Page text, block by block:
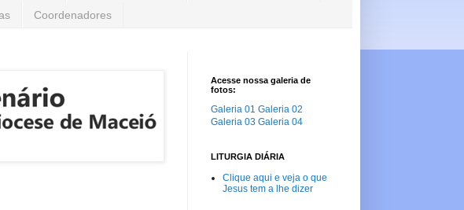
Coordenadores
Acesse nossa galeria de
fotos:
Galeria 01 Galeria 02
Galeria 03 Galeria 04
LITURGIA DIÁRIA
Clique aqui e veja o que
Jesus tem a lhe dizer